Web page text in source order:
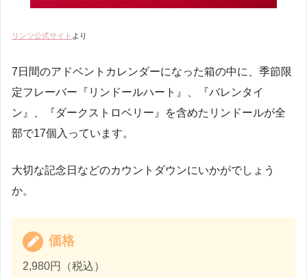
リンツ公式サイト より
7日間のアドベントカレンダーになった箱の中に、季節限
定フレーバー『リンドールハート』、『バレンタイ
ン』、『ダークストロベリー』を含めたリンドールが全
部で17個入っています。
大切な記念日などのカウントダウンにいかがでしょう
か。
価格
2,980円（税込）